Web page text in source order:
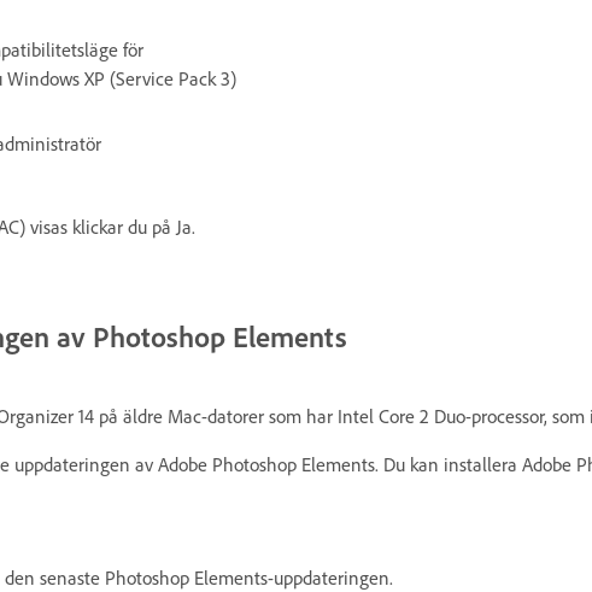
för
XP (Service Pack 3)
visas klickar du på Ja.
av Photoshop Elements
14 på äldre Mac-datorer som har Intel Core 2 Duo-processor,
av Adobe Photoshop Elements. Du kan installera Adobe
senaste Photoshop Elements-uppdateringen.